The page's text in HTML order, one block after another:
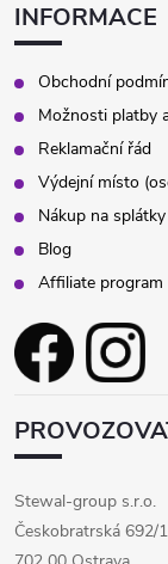
INFORMACE
Obchodní
Možnosti platby
Reklamační řád
Výdejní místo
Nákup na splátky
Blog
Affiliate program
Stewal-group s.r.o.
Českobratrská 692/